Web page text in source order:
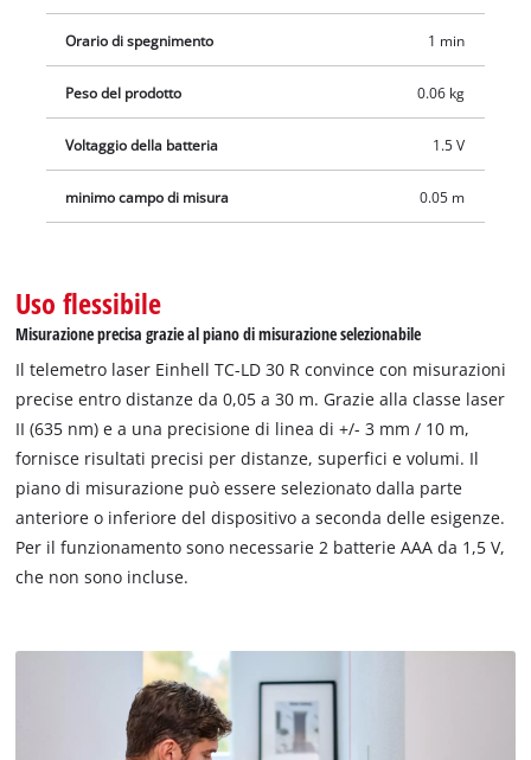
Orario di spegnimento 1 min
Peso del prodotto 0.06 kg
Voltaggio della batteria 1.5 V
minimo campo di misura 0.05 m
Uso flessibile
Misurazione precisa grazie al piano di misurazione selezionabile
Il telemetro laser Einhell TC-LD 30 R convince con misurazioni
precise entro distanze da 0,05 a 30 m. Grazie alla classe laser
II (635 nm) e a una precisione di linea di +/- 3 mm / 10 m,
fornisce risultati precisi per distanze, superfici e volumi. Il
piano di misurazione può essere selezionato dalla parte
anteriore o inferiore del dispositivo a seconda delle esigenze.
Per il funzionamento sono necessarie 2 batterie AAA da 1,5 V,
che non sono incluse.